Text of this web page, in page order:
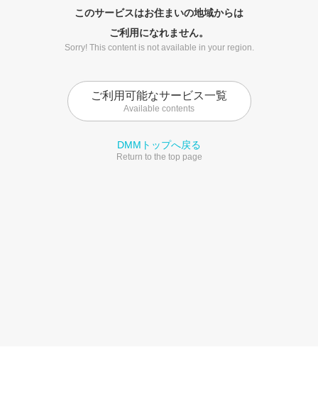
このサービスはお住まいの地域からは
ご利用になれません。
Sorry! This content is not available in your region.
ご利用可能なサービス一覧
Available contents
DMMトップへ戻る
Return to the top page